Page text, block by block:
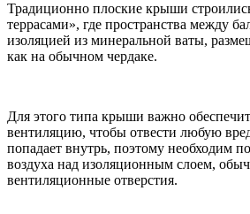
Традиционно плоские крыши
террасами», где пространства между
изоляцией из минеральной ваты,
как на обычном чердаке.
Для этого типа крыши важно
вентиляцию, чтобы отвести любую
попадает внутрь, поэтому необходим
воздуха над изоляционным слоем,
вентиляционные отверстия.